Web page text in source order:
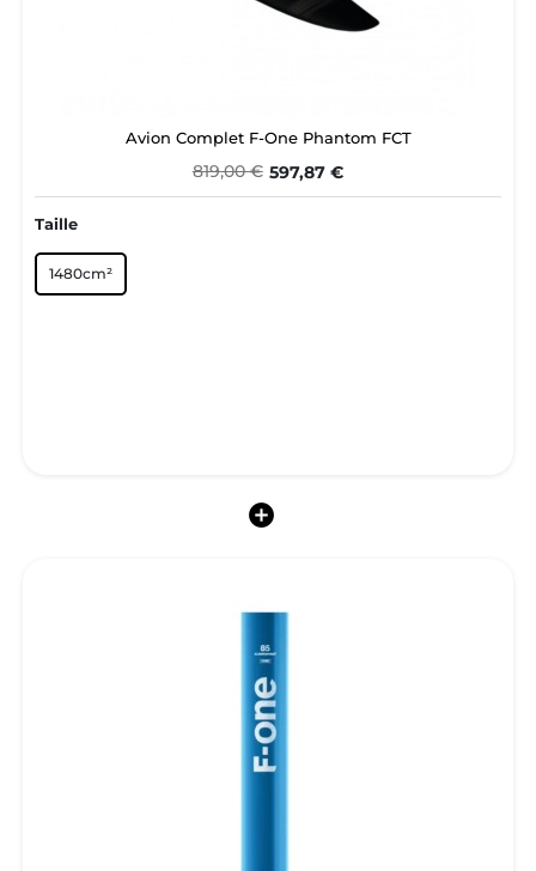
Avion Complet F-One Phantom FCT
819,00 € 597,87 €
Taille
1480cm²